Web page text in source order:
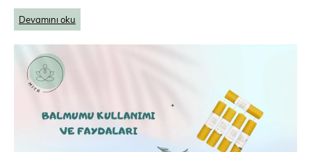
Devamını oku